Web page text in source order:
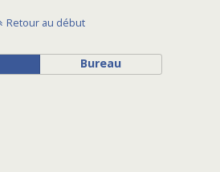
Retour au début
Bureau